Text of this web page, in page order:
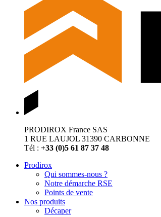
PRODIROX France SAS
1 RUE LAUJOL 31390 CARBONNE
Tél : +33 (0)5 61 87 37 48
Prodirox
Qui sommes-nous ?
Notre démarche RSE
Points de vente
Nos produits
Décaper